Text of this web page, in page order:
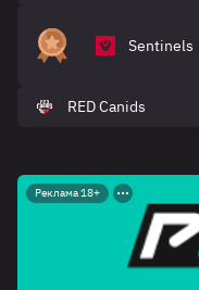
Sentinels
RED Canids
Реклама 18+